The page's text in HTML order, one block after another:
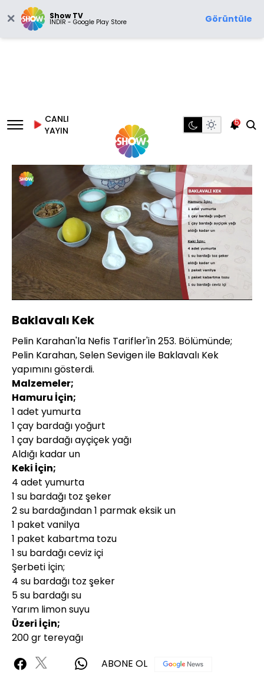
Show TV
İNDİR - Google Play Store Görüntüle
CANLI
YAYIN
5
Sesi
Aç
Yüklendi
:
6.32%
Hızı
Baklavalı Kek
Pelin Karahan'la Nefis Tarifler'in 253. Bölümünde;
Pelin Karahan, Selen Sevigen ile Baklavalı Kek
yapımını gösterdi.
Malzemeler;
Hamuru İçin;
1 adet yumurta
1 çay bardağı yoğurt
1 çay bardağı ayçiçek yağı
Aldığı kadar un
Keki İçin;
4 adet yumurta
1 su bardağı toz şeker
2 su bardağından 1 parmak eksik un
1 paket vanilya
1 paket kabartma tozu
1 su bardağı ceviz içi
Şerbeti İçin;
4 su bardağı toz şeker
5 su bardağı su
Yarım limon suyu
Üzeri İçin;
200 gr tereyağı
ABONE OL